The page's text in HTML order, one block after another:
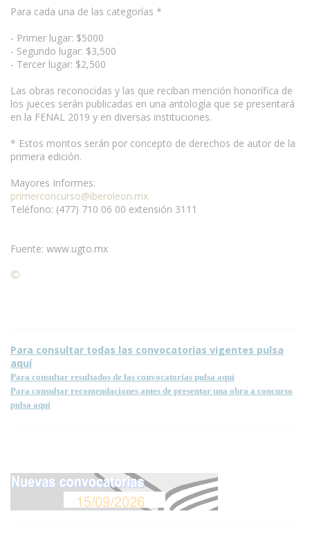
Para cada una de las categorías *
- Primer lugar: $5000
- Segundo lugar: $3,500
- Tercer lugar: $2,500
Las obras reconocidas y las que reciban mención honorífica de
los jueces serán publicadas en una antología que se presentará
en la FENAL 2019 y en diversas instituciones.
* Estos montos serán por concepto de derechos de autor de la
primera edición.
Mayores Informes:
primerconcurso@iberoleon.mx
Teléfono: (477) 710 06 00 extensión 3111
Fuente: www.ugto.mx
©
Para consultar todas las convocatorias vigentes pulsa
aquí
Para consultar resultados de las convocatorias pulsa aquí
Para consultar recomendaciones antes de presentar una obra a concurso
pulsa aquí